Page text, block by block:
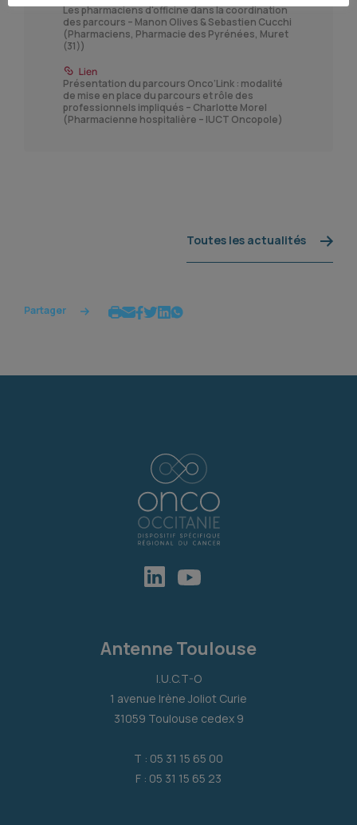
Les pharmaciens d'officine dans la coordination
des parcours – Manon Olives & Sebastien Cucchi
(Pharmaciens, Pharmacie des Pyrénées, Muret
(31))
Présentation du parcours Onco’Link : modalité
de mise en place du parcours et rôle des
professionnels impliqués – Charlotte Morel
(Pharmacienne hospitalière – IUCT Oncopole)
Toutes les actualités
Partager
Antenne Toulouse
I.U.C.T-O
1 avenue Irène Joliot Curie
31059 Toulouse cedex 9
T : 05 31 15 65 00
F : 05 31 15 65 23